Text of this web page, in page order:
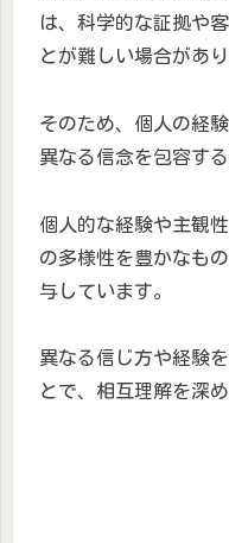
は、科学的な証拠や
とが難しい場合があり
そのため、個人の経
異なる信念を包容す
個人的な経験や主観
の多様性を豊かなも
与しています。
異なる信じ方や経験
とで、相互理解を深